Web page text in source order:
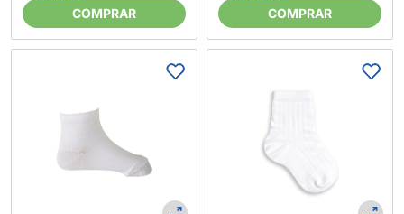
COMPRAR COMPRAR